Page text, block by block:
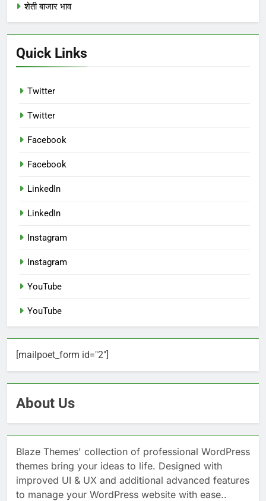
शेती बाजार भाव
Quick Links
Twitter
Twitter
Facebook
Facebook
LinkedIn
LinkedIn
Instagram
Instagram
YouTube
YouTube
[mailpoet_form id="2"]
About Us
Blaze Themes' collection of professional WordPress
themes bring your ideas to life. Designed with
improved UI & UX and additional advanced features
to manage your WordPress website with ease..